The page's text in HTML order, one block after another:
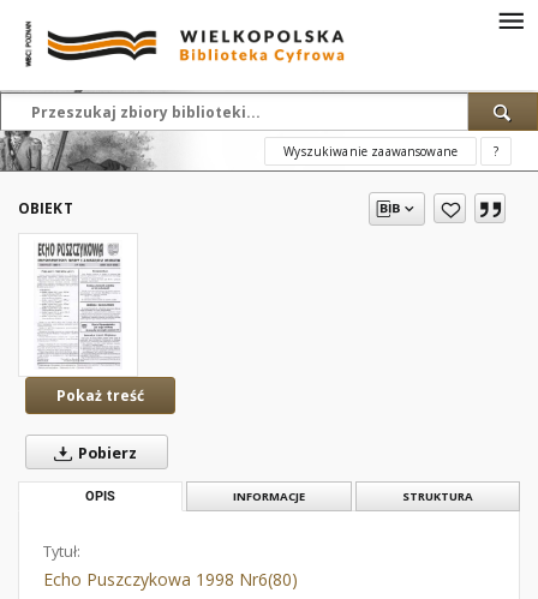
Wyszukiwanie zaawansowane ?
OBIEKT
Pokaż treść
Pobierz
OPIS INFORMACJE STRUKTURA
Tytuł:
Echo Puszczykowa 1998 Nr6(80)